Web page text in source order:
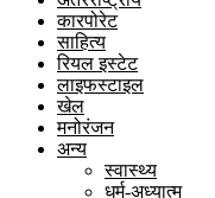
कारपोरेट
साहित्य
रियल इस्टेट
लाइफस्टाइल
खेल
मनोरंजन
अन्य
स्वास्थ्य
धर्म-अध्यात्म